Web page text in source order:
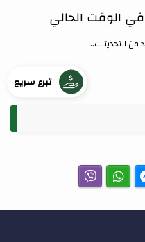
الوقت الحالي
من التحديثات..
تبرع سريع